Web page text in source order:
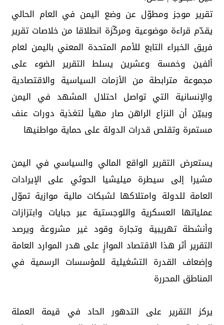
تقرير موجز ومطوّل عن وضع اليمن في العام الحالي
يقدّم قراءة موضوعية ومركّزة انطلاقا من خلاصات تقرير
فريق الخبراء التابع للأمم المتحدة المعني باليمن لعام
ألفين وخمسة وعشرين يسلط التقرير الضوء على
مجموعة مترابطة من الأزمات السياسية والاقتصادية
والإنسانية التي تواصل احتلال المشهد في اليمن
ويبيّن أن النزاع الراهن صار مهيأ لتغذية دورات عنف
مستمرة وتقلص قدرات الدولة على حماية مواطنيها
يستعرض التقرير الواقع المالي والسياسي في اليمن
مشيرا إلى سيطرة ميليشيا الحوثي على الإيرادات
العامة للدولة وامتلاكها لشبكات مالية موازية تموّل
عملياتها العسكرية واللوجستية عبر جبايات وابتزازات
وأنشطة تهريبية وتجارة وقود غير مشروعة ويرصد
التقرير أثر هذا الاقتصاد الموازٍ على هدر الموارد العامة
وإضعاف القدرة التشغيلية للمؤسسات الرسمية في
المناطق المحررة
يركز التقرير على التدهور الحاد في قيمة العملة